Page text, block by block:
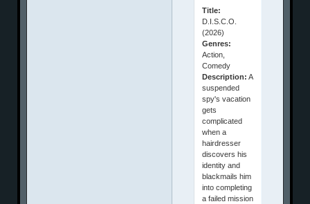
Title:
D.I.S.C.O.
(2026)
Genres:
Action,
Comedy
Description: A
suspended
spy's vacation
gets
complicated
when a
hairdresser
discovers his
identity and
blackmails him
into completing
a failed mission